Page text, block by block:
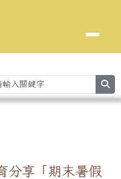
分享「期末暑假